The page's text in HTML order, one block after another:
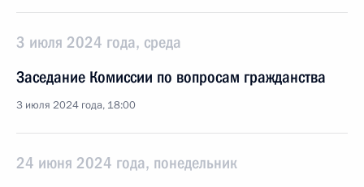
3 июля 2024 года, среда
Заседание Комиссии по вопросам гражданства
3 июля 2024 года, 18:00
24 июня 2024 года, понедельник